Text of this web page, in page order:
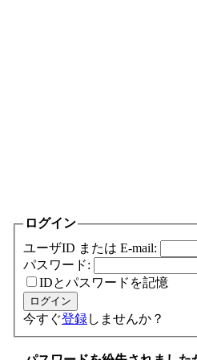
ログイン
ユーザID または E-mail:
パスワード:
IDとパスワードを記憶
今すぐ登録しませんか？